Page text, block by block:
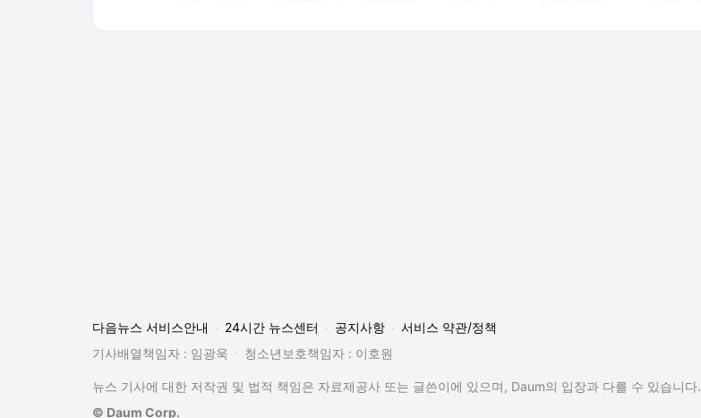
다음뉴스 서비스안내 24시간 뉴스센터 공지사항
서비스 약관/정책
기사배열책임자 : 임광욱
청소년보호책임자 : 이호원
뉴스 기사에 대한 저작권 및 법적 책임은 자료제공사 또는 글쓴이에 있으며, Daum의 입장과 다를 수 있습니다.
© Daum Corp.